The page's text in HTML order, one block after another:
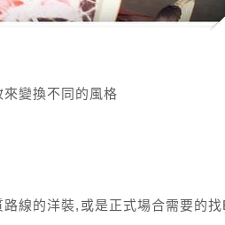
變換不同的風格
線的洋裝,或是正式場合需要的